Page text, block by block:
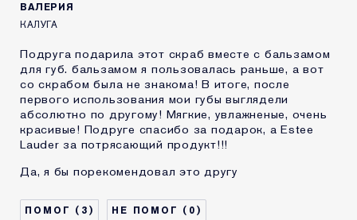
ВАЛЕРИЯ
КАЛУГА
Подруга подарила этот скраб вместе с бальзамом
для губ. бальзамом я пользовалась раньше, а вот
со скрабом была не знакома! В итоге, после
первого использования мои губы выглядели
абсолютно по другому! Мягкие, увлажненые, очень
красивые! Подруге спасибо за подарок, а Estee
Lauder за потрясающий продукт!!!
Да, я бы порекомендовал это другу
3 0